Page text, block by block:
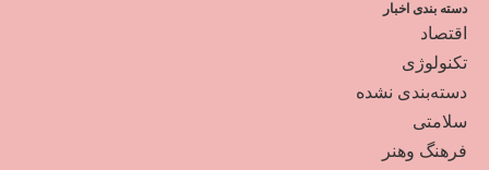
دسته بندی اخبار
اقتصاد
تکنولوژی
دسته‌بندی نشده
سلامتی
فرهنگ وهنر